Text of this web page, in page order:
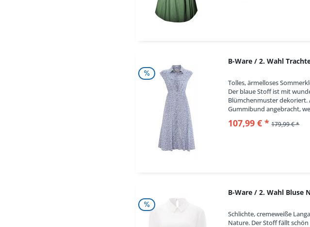
Tolles, ärmelloses
Der blaue Stoff ist mit
Blümchenmuster dekoriert.
Gummibund angebracht,
Silhouette zaubert.
Eingrifftaschen....
107,99 € * 179,99 € *
Schlichte, cremeweiße
Nature. Der Stoff fällt